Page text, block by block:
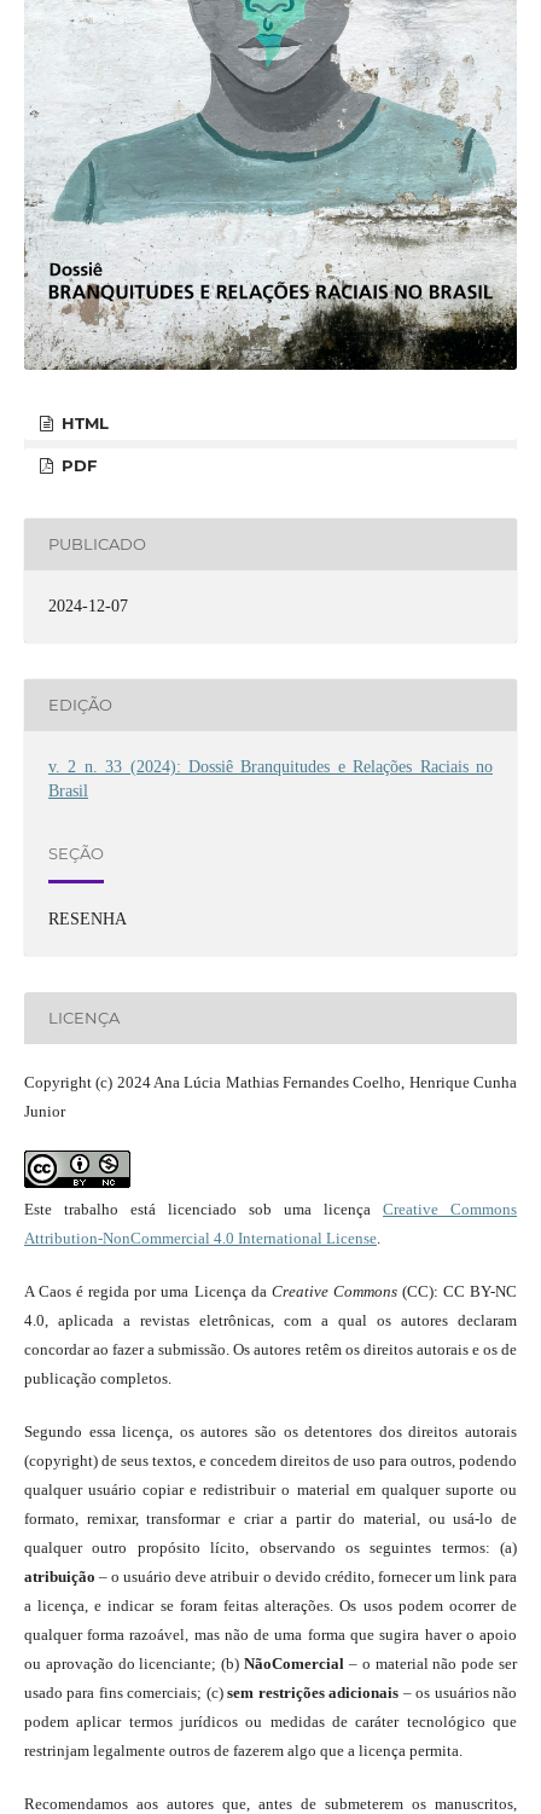
HTML
PDF
PUBLICADO
2024-12-07
EDIÇÃO
v. 2 n. 33 (2024): Dossiê Branquitudes e Relações Raciais no
Brasil
SEÇÃO
RESENHA
LICENÇA
Copyright (c) 2024 Ana Lúcia Mathias Fernandes Coelho, Henrique Cunha
Junior
Este trabalho está licenciado sob uma licençaCreative Commons
Attribution-NonCommercial 4.0 International License.
A Caos é regida por uma Licença da Creative Commons(CC): CC BY-NC
4.0, aplicada a revistas eletrônicas, com a qual os autores declaram
concordar ao fazer a submissão. Os autores retêm os direitos autorais e os de
publicação completos.
Segundo essa licença, os autores são os detentores dos direitos autorais
(copyright) de seus textos, e concedem direitos de uso para outros, podendo
qualquer usuário copiar e redistribuir o material em qualquer suporte ou
formato, remixar, transformar e criar a partir do material, ou usá-lo de
qualquer outro propósito lícito, observando os seguintes termos: (a)
atribuição – o usuário deve atribuir o devido crédito, fornecer um link para
a licença, e indicar se foram feitas alterações. Os usos podem ocorrer de
qualquer forma razoável, mas não de uma forma que sugira haver o apoio
ou aprovação do licenciante; (b)NãoComercial – o material não pode ser
usado para fins comerciais; (c)sem restrições adicionais – os usuários não
podem aplicar termos jurídicos ou medidas de caráter tecnológico que
restrinjam legalmente outros de fazerem algo que a licença permita.
Recomendamos aos autores que, antes de submeterem os manuscritos,